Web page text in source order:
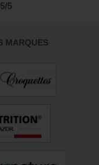
5
MARQUES